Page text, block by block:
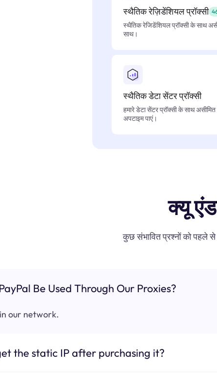
स्थैतिक रेज़िडेंशियल प्रॉक्सी
स्थैतिक रेजिडेंशियल प्रॉक्सी के साथ
साथ।
स्थैतिक डेटा सेंटर प्रॉक्सी
हमारे डेटा सेंटर प्रॉक्सी के साथ
अपटाइम पाएं।
क्यू
कुछ संभावित प्रश्नों को पहले से
Be Used Through Our Proxies?
our network.
the static IP after purchasing it?